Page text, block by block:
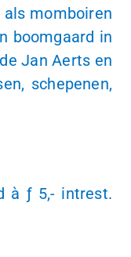
momboiren
boomgaard in
Jan Aerts en
schepenen,
à ƒ 5,- intrest.